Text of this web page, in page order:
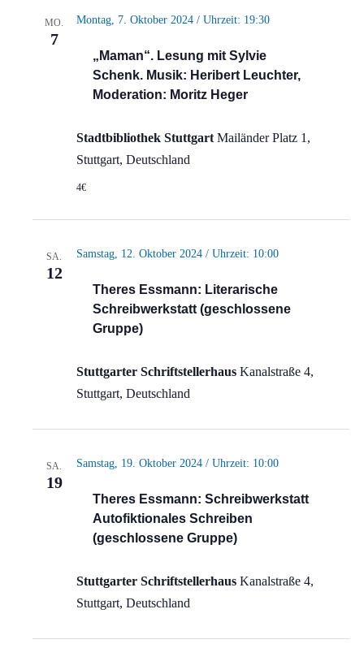
MO.
7
„Maman“. Lesung mit Sylvie
Schenk. Musik: Heribert Leuchter,
Moderation: Moritz Heger
Montag, 7. Oktober 2024 / Uhrzeit: 19:30
Stadtbibliothek Stuttgart Mailänder Platz 1,
Stuttgart, Deutschland
4€
SA.
12
Theres Essmann: Literarische
Schreibwerkstatt (geschlossene
Gruppe)
Samstag, 12. Oktober 2024 / Uhrzeit: 10:00
Stuttgarter Schriftstellerhaus Kanalstraße 4,
Stuttgart, Deutschland
SA.
19
Theres Essmann: Schreibwerkstatt
Autofiktionales Schreiben
(geschlossene Gruppe)
Samstag, 19. Oktober 2024 / Uhrzeit: 10:00
Stuttgarter Schriftstellerhaus Kanalstraße 4,
Stuttgart, Deutschland